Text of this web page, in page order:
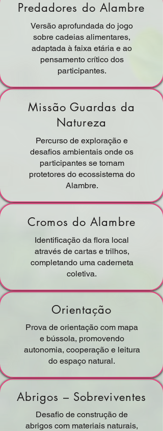
Predadores do Alambre
Versão aprofundada do jogo
sobre cadeias alimentares,
adaptada à faixa etária e ao
pensamento crítico dos
participantes.
Missão Guardas da
Natureza
Percurso de exploração e
desafios ambientais onde os
participantes se tornam
protetores do ecossistema do
Alambre.
Cromos do Alambre
Identificação da flora local
através de cartas e trilhos,
completando uma caderneta
coletiva.
Orientação
Prova de orientação com mapa
e bússola, promovendo
autonomia, cooperação e leitura
do espaço natural.
Abrigos – Sobreviventes
Desafio de construção de
abrigos com materiais naturais,